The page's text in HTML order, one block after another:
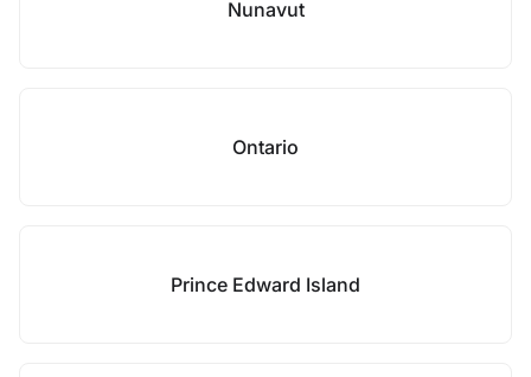
Nunavut
Ontario
Prince Edward Island